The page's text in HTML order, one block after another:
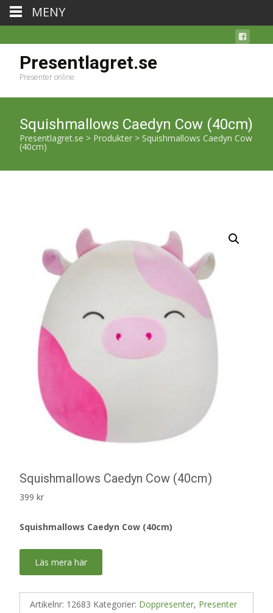
Presentlagret.se
Presenter online
Squishmallows Caedyn Cow (40cm)
Presentlagret.se > Produkter > Squishmallows Caedyn Cow
(40cm)
Squishmallows Caedyn Cow (40cm)
399 kr
Squishmallows Caedyn Cow (40cm)
Läs mera här
Artikelnr: 12683 Kategorier: Doppresenter, Presenter
MENY